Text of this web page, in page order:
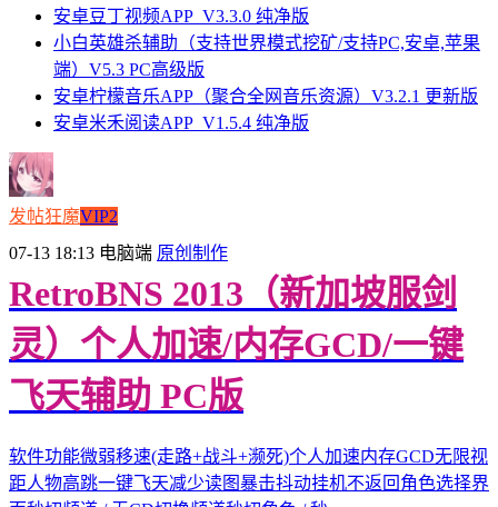
安卓豆丁视频APP_V3.3.0 纯净版
小白英雄杀辅助（支持世界模式挖矿/支持PC,安卓,苹果
端）V5.3 PC高级版
安卓柠檬音乐APP（聚合全网音乐资源）V3.2.1 更新版
安卓米禾阅读APP_V1.5.4 纯净版
发帖狂魔VIP2
07-13 18:13 电脑端 原创制作
RetroBNS 2013（新加坡服剑
灵）个人加速/内存GCD/一键
飞天辅助 PC版
软件功能微弱移速(走路+战斗+濒死)个人加速内存GCD无限视
距人物高跳一键飞天减少读图暴击抖动挂机不返回角色选择界